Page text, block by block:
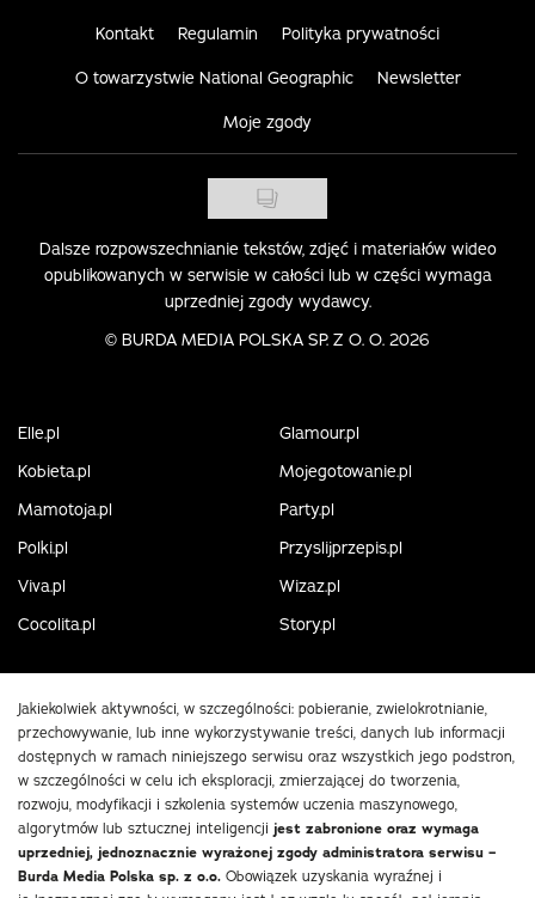
Kontakt Regulamin Polityka prywatności
O towarzystwie National Geographic Newsletter
Moje zgody
Dalsze rozpowszechnianie tekstów, zdjęć i materiałów wideo
opublikowanych w serwisie w całości lub w części wymaga
uprzedniej zgody wydawcy.
© BURDA MEDIA POLSKA SP. Z O. O. 2026
Elle.pl
Glamour.pl
Kobieta.pl
Mojegotowanie.pl
Mamotoja.pl
Party.pl
Polki.pl
Przyslijprzepis.pl
Viva.pl
Wizaz.pl
Cocolita.pl
Story.pl
Jakiekolwiek aktywności, w szczególności: pobieranie, zwielokrotnianie,
przechowywanie, lub inne wykorzystywanie treści, danych lub informacji
dostępnych w ramach niniejszego serwisu oraz wszystkich jego podstron,
w szczególności w celu ich eksploracji, zmierzającej do tworzenia,
rozwoju, modyfikacji i szkolenia systemów uczenia maszynowego,
algorytmów lub sztucznej inteligencji jest zabronione oraz wymaga
uprzedniej, jednoznacznie wyrażonej zgody administratora serwisu –
Burda Media Polska sp. z o.o. Obowiązek uzyskania wyraźnej i